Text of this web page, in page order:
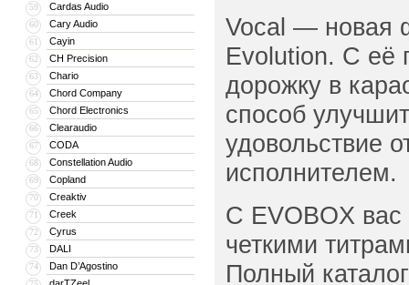
59 Cardas Audio
60 Cary Audio
61 Cayin
62 CH Precision
63 Chario
64 Chord Company
65 Chord Electronics
66 Clearaudio
67 CODA
68 Constellation Audio
69 Copland
70 Creaktiv
71 Creek
72 Cyrus
73 DALI
74 Dan D’Agostino
Vocal — новая
Evolution. С её
дорожку в
способ
удовольствие
исполнителем.
С EVOBOX
четкими
Полный